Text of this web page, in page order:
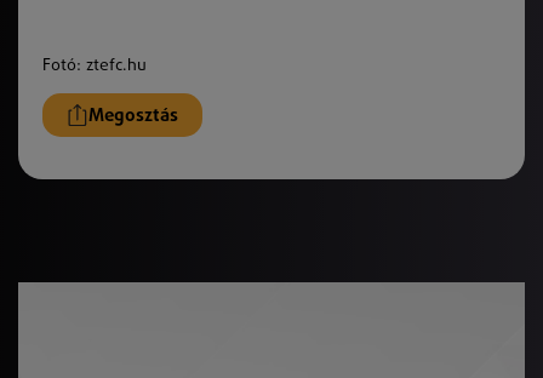
Fotó: ztefc.hu
Megosztás